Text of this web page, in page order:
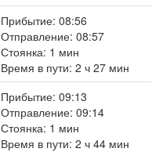
Прибытие: 08:56
Отправление: 08:57
Стоянка: 1 мин
Время в пути: 2 ч 27 мин
Прибытие: 09:13
Отправление: 09:14
Стоянка: 1 мин
Время в пути: 2 ч 44 мин